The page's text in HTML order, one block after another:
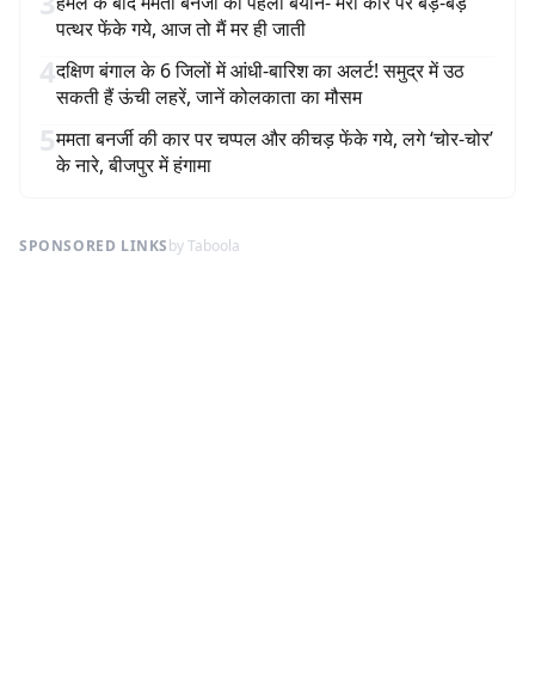
पत्थर फेंके गये, आज तो मैं मर ही जाती
4दक्षिण बंगाल के 6 जिलों में आंधी-बारिश का अलर्ट! समुद्र में उठ
सकती हैं ऊंची लहरें, जानें कोलकाता का मौसम
5ममता बनर्जी की कार पर चप्पल और कीचड़ फेंके गये, लगे ‘चोर-चोर’
के नारे, बीजपुर में हंगामा
SPONSORED LINKSby Taboola